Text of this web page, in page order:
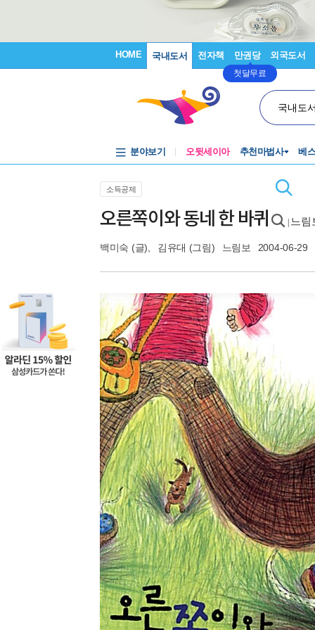
HOME 국내도서 전자책 만권당
첫달무료
외국도서
국내도
분야보기 오뒷세이아 추천마법사 베
소득공제
오른쪽이와 동네 한 바퀴 느림
백미숙 (글), 김유대 (그림) 느림보 2004-06-29